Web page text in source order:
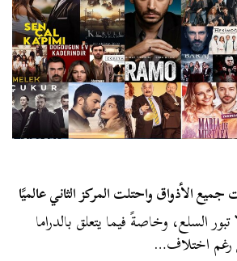
جميع الأذواق واحتلت المركز الثاني عالميًا
السلع، وخاصةً فيما يتعلق بالدراما
رغم اختلاف…